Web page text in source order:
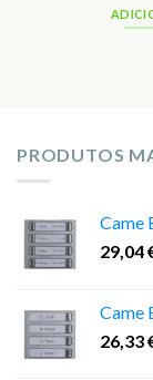
PRODUTOS
Came
29,04
Came
26,33